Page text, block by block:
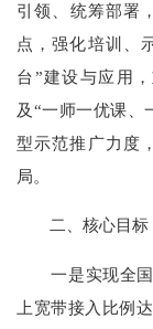
引领、统筹部署
点，强化培训、
台”建设与应用
及“一师一优课、
型示范推广力度
局。
二、核心目标
一是实现全国
上宽带接入比例